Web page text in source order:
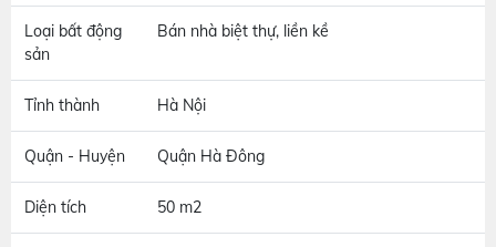
Loại bất động
sản
Bán nhà biệt thự, liền kề
Tỉnh thành Hà Nội
Quận - Huyện Quận Hà Đông
Diện tích 50 m2